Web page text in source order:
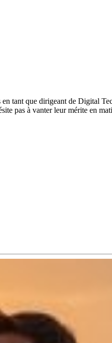
tant que dirigeant de Digital
pas à vanter leur mérite en